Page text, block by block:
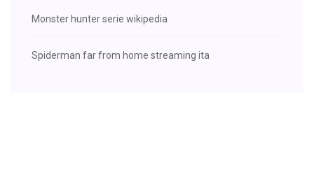
Monster hunter serie wikipedia
Spiderman far from home streaming ita